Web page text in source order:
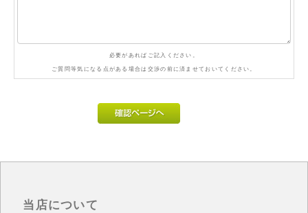
必要があればご記入ください。
ご質問等気になる点がある場合は交渉の前に済ませておいてください。
当店について